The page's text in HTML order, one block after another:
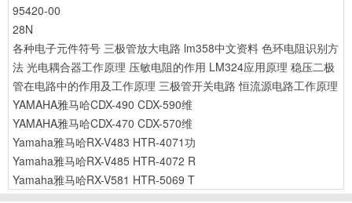
95420-00
28N
各种电子元件符号 三极管放大电路 lm358中文资料 色环电阻识别方
法 光电耦合器工作原理 压敏电阻的作用 LM324应用原理 稳压二极
管在电路中的作用及工作原理 三极管开关电路 恒流源电路工作原理
YAMAHA雅马哈CDX-490 CDX-590维
YAMAHA雅马哈CDX-470 CDX-570维
Yamaha雅马哈RX-V483 HTR-4071功
Yamaha雅马哈RX-V485 HTR-4072 R
Yamaha雅马哈RX-V581 HTR-5069 T